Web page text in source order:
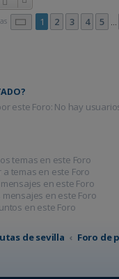
Página de 9
1 2 3 4 5
este Foro: No hay
temas en este Foro
temas en este Foro
en este Foro
en este Foro
en este Foro
de sevilla Foro de